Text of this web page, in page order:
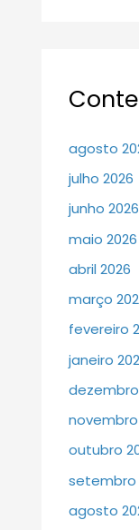
agosto
julho 2026
junho 2026
maio 2026
abril 2026
março
fevereiro
janeiro
novembro
outubro
setembro
agosto